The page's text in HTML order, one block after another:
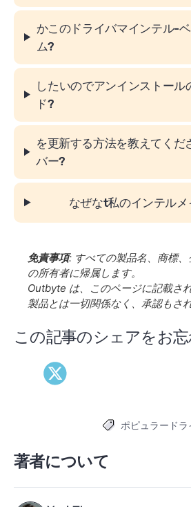
かこのドライバマインテル-
ム?
したいのでアンインストール
ド?
を更新する方法を教えてくだ
バー?
なぜなt私のインテルメ
免責事項: すべての製品名、商標
の所有者に帰属します。
Outbyte は、このページに記載さ
製品とは一切関係なく、承認もさ
この記事のシェアをお忘
タグポピュラードラ
著者について